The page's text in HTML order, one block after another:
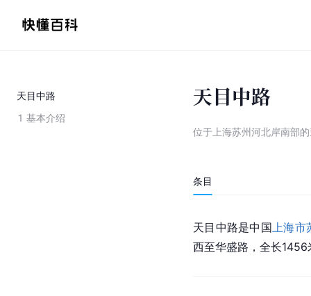
天目中路
1 基本介绍
天目中路
位于上海苏州河北岸南部
条目
天目中路是中国 上海市
西至华盛路，全长